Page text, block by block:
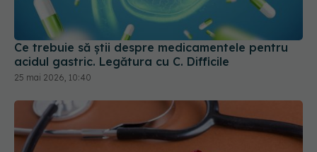
acidul gastric. Legătura cu C. Difficile
25 mai 2026, 10:40